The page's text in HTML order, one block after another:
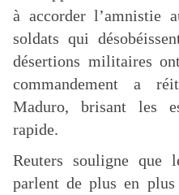
à accorder l’amnistie
soldats qui
désertions militaires
commandement a
Maduro, brisant les
rapide.
Reuters souligne que
parlent de plus en